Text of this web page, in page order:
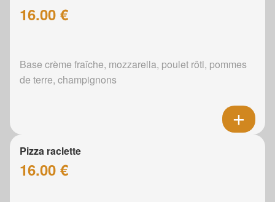
16.00 €
Base crème fraîche, mozzarella, poulet rôti, pommes
de terre, champignons
Pizza raclette
16.00 €